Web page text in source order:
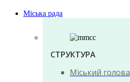
Міська рада
СТРУКТУРА
Міський голова